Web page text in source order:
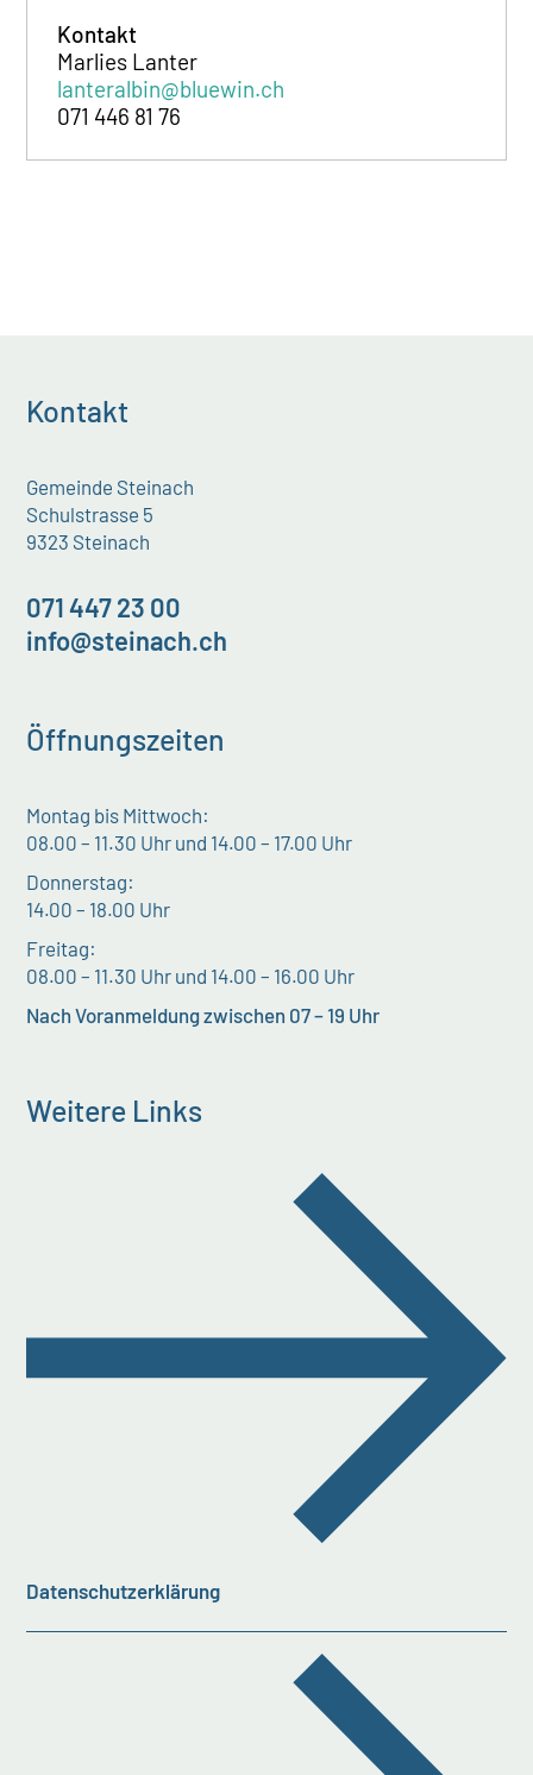
Kontakt
Marlies Lanter
lanteralbin@bluewin.ch
071 446 81 76
Kontakt
Gemeinde Steinach
Schulstrasse 5
9323 Steinach
071 447 23 00
info@steinach.ch
Öffnungszeiten
Montag bis Mittwoch:
08.00 – 11.30 Uhr und 14.00 – 17.00 Uhr
Donnerstag:
14.00 – 18.00 Uhr
Freitag:
08.00 – 11.30 Uhr und 14.00 – 16.00 Uhr
Nach Voranmeldung zwischen 07 – 19 Uhr
Weitere Links
Datenschutzerklärung